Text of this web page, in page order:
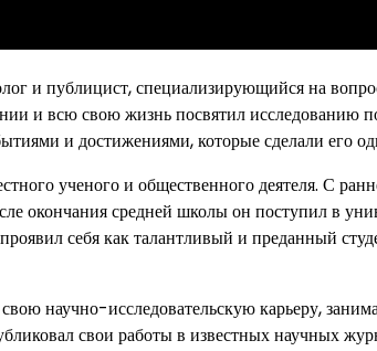
и публицист, специализирующийся на
и всю свою жизнь посвятил исследованию
и достижениями, которые сделали его
ученого и общественного деятеля. С
окончания средней школы он поступил в
себя как талантливый и преданный
научно-исследовательскую карьеру,
свои работы в известных научных